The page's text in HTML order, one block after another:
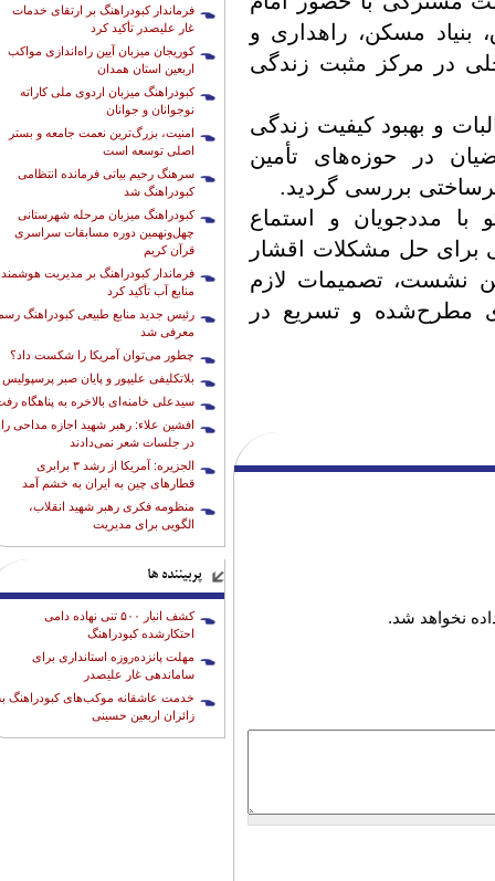
فرماندار کبودراهنگ بر ارتقای خدمات
غار علیصدر تأکید کرد
کوریجان میزبان آیین راه‌اندازی مواکب
اربعین استان همدان
کبودراهنگ میزبان اردوی ملی کاراته
نوجوانان و جوانان
امنیت، بزرگ‌ترین نعمت جامعه و بستر
اصلی توسعه است
سرهنگ رحیم بیاتی فرمانده انتظامی
کبودراهنگ شد
کبودراهنگ میزبان مرحله شهرستانی
چهل‌ونهمین دوره مسابقات سراسری
قرآن کریم
فرماندار کبودراهنگ بر مدیریت هوشمند
منابع آب تأکید کرد
رئیس جدید منابع طبیعی کبودراهنگ
معرفی شد
چطور می‌توان آمریکا را شکست داد؟
بلاتکلیفی علیپور و پایان صبر پرسپولیس
سیدعلی خامنه‌ای بالاخره به پناهگاه
افشین علاء: رهبر شهید اجازه مداحی را
در جلسات شعر نمی‌دادند
الجزیره: آمریکا از رشد ۳ برابری
قطارهای چین به ایران به خشم آمد
منظومه فکری رهبر شهید انقلاب،
الگویی برای مدیریت
پربیننده ها
کشف انبار ۵۰۰ تنی نهاده دامی
احتکارشده کبودراهنگ
مهلت پانزده‌روزه استانداری برای
ساماندهی غار علیصدر
خدمت عاشقانه موکب‌های کبودراهنگ
زائران اربعین حسینی
مسکن، راهداری و
در مرکز مثبت زندگی
و بهبود کیفیت زندگی
در حوزه‌های تأمین
بررسی گردید.
مددجویان و استماع
برای حل مشکلات اقشار
نشست، تصمیمات لازم
مطرح‌شده و تسریع در
نخواهد شد.